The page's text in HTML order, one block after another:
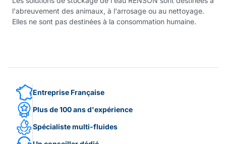
l'abreuvement des animaux, à l'arrosage ou au nettoyage.
Elles ne sont pas destinées à la consommation humaine.
Entreprise Française
Plus de 100 ans d'expérience
Spécialiste multi-fluides